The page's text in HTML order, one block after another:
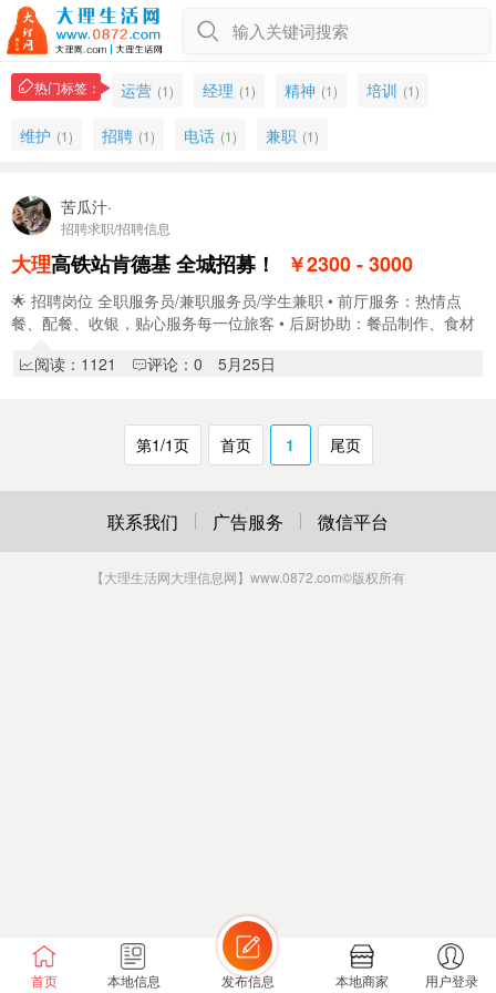
输入关键词搜索
热门标签： 运营 (1) 经理 (1) 精神 (1) 培训 (1)
维护 (1) 招聘 (1) 电话 (1) 兼职 (1)
苦瓜汁·
招聘求职/招聘信息
大理高铁站肯德基 全城招募！ ￥2300 - 3000
🌟 招聘岗位 全职服务员/兼职服务员/学生兼职 • 前厅服务：热情点
餐、配餐、收银，贴心服务每一位旅客 • 后厨协助：餐品制作、食材
阅读：1121
评论：0 5月25日
第1/1页 首页 1 尾页
首页 本地信息 发布信息 本地商家 用户登录
联系我们 广告服务 微信平台
【大理生活网大理信息网】www.0872.com©版权所有